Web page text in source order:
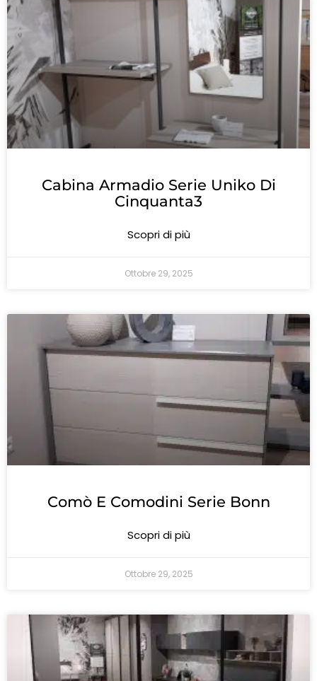
Cabina Armadio Serie Uniko Di
Cinquanta3
Scopri di più
Ottobre 29, 2025
Comò E Comodini Serie Bonn
Scopri di più
Ottobre 29, 2025